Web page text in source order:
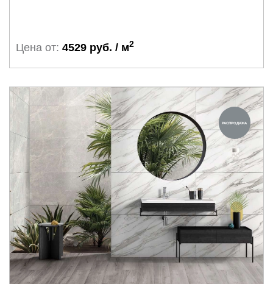
Цена от: 4529 руб. / м2
РАСПРОДАЖА